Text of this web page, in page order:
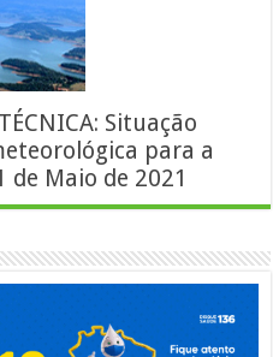
Situação
para a
de Maio de 2021